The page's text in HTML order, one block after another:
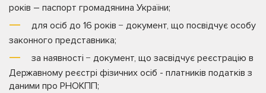
років – паспорт громадянина України;
для осіб до 16 років − документ, що посвідчує особу
законного представника;
за наявності − документ, що засвідчує реєстрацію в
Державному реєстрі фізичних осіб - платників податків з
даними про РНОКПП;